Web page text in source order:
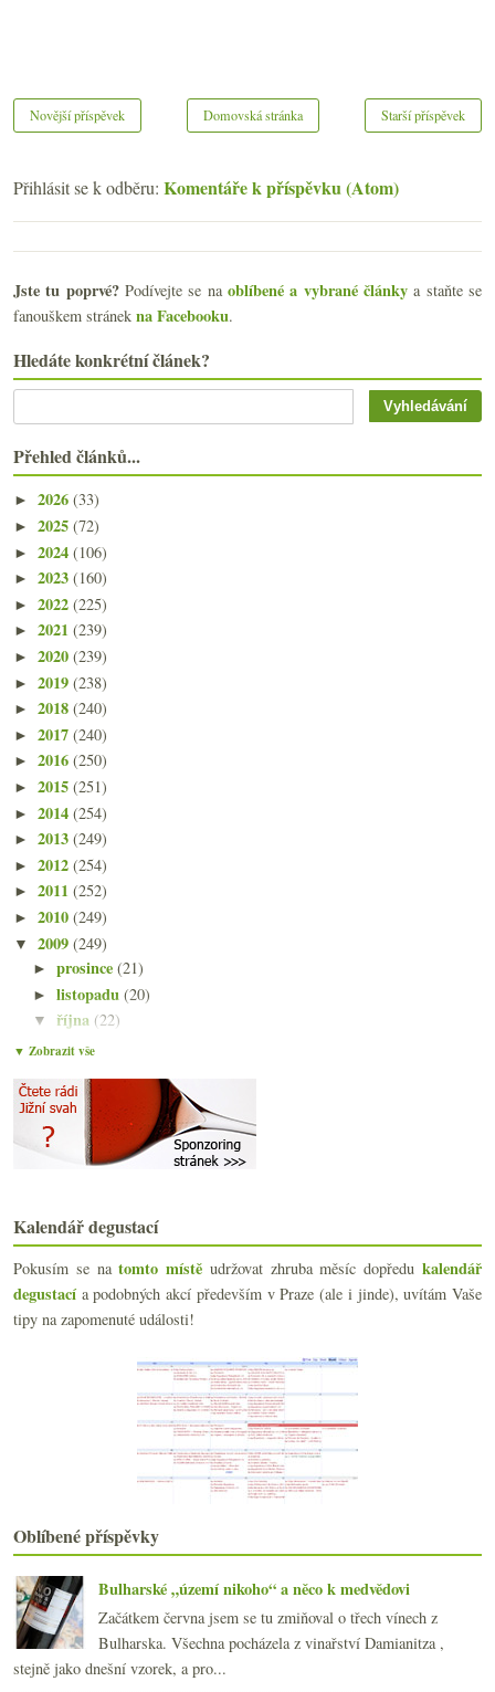
Novější příspěvek Starší příspěvek
Domovská stránka
Přihlásit se k odběru: Komentáře k příspěvku (Atom)
Jste tu poprvé?Podívejte se naoblíbené a vybrané články a staňte se
fanouškem stránek na Facebooku.
Hledáte konkrétní článek?
Přehled článků...
► 2026 (33)
► 2025 (72)
► 2024 (106)
► 2023 (160)
► 2022 (225)
► 2021 (239)
► 2020 (239)
► 2019 (238)
► 2018 (240)
► 2017 (240)
► 2016 (250)
► 2015 (251)
► 2014 (254)
► 2013 (249)
► 2012 (254)
► 2011 (252)
► 2010 (249)
▼ 2009 (249)
►prosince(21)
►listopadu(20)
▼října (22)
Večeře s encyklopedií ohrožených druhů
Různé vinné zprávy, nejen dobré
Pět domácích pinotů ročníku 2004
Výsledky ankety „Víno k obědu (v běžný pracovní de...
Jsem divný aneb přírodní selské víno z Mělníka
Zima a Mezinárodní den kuchařů
Stovky chutí SaSaZu
Dvakrát levné Španělsko
Jara Springer sedící, nefiltrující
Vulkanický mrtvý muž a ročníkové šampaňské
Několik vinně-internetových prodejních tipů
Napoleonská směska od Lahoferu
O Bordeaux nad sklenkou Château de Fonbel
Výsledky ankety „Z vinných filmů a seriálů mne nej...
Večer ve znamení rudé tekuté historie
Jak první výstava na Grébovce nepotěšila
Pálavská potulka v obrazech
►září
►srpna(21)
►července(18)
►června(22)
►května(20)
▼ Zobrazit vše
Kalendář degustací
Pokusím se natomto místě udržovat zhruba měsíc dopředukalendář
degustacía podobných akcí především v Praze (ale i jinde), uvítám Vaše
tipy na zapomenuté události!
Oblíbené příspěvky
Bulharské „území nikoho“ a něco k medvědovi
Začátkem června jsem se tu zmiňoval o třech vínech z
Bulharska. Všechna pocházela z vinařství Damianitza ,
stejně jako dnešní vzorek, a pro...